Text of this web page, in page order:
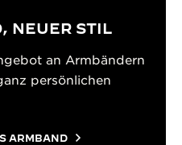
NEUER STIL
an Armbändern
persönlichen
ARMBAND